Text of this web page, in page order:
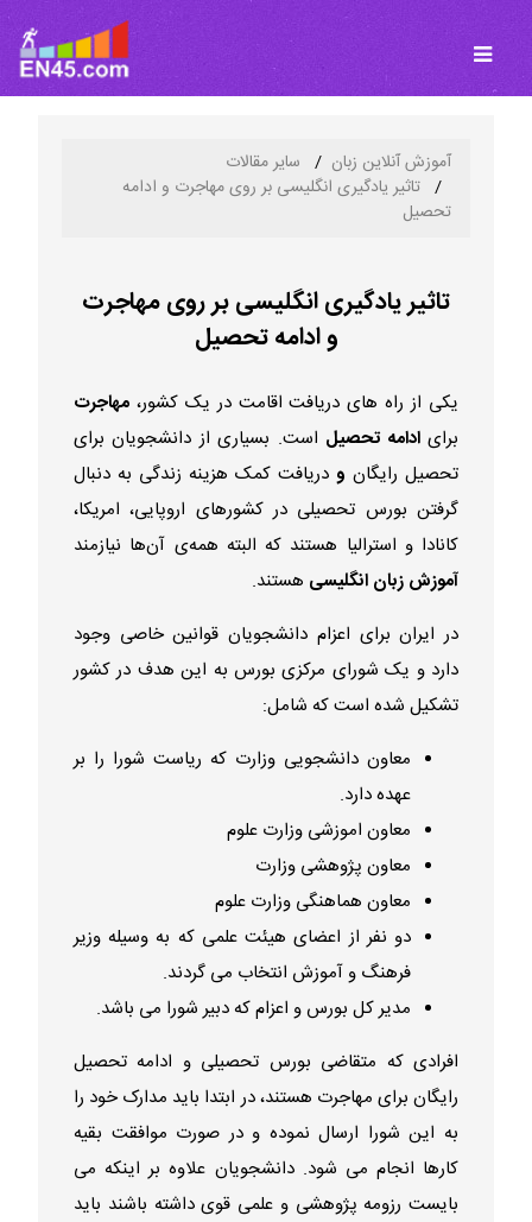
آموزش آنلاین زبان
سایر مقالات
تاثیر یادگیری انگلیسی بر روی مهاجرت و ادامه
تحصیل
تاثیر یادگیری انگلیسی بر روی مهاجرت
و ادامه تحصیل
یکی از راه های دریافت اقامت در یک کشور، مهاجرت
برایادامه تحصیل است. بسیاری از دانشجویان برای
تحصیل رایگانو دریافت کمک هزینه زندگی به دنبال
گرفتن بورس تحصیلی در کشورهای اروپایی، امریکا،
کانادا و استرالیا هستند که البته همه‌ی آن‌ها نیازمند
آموزش زبان انگلیسی هستند.
در ایران برای اعزام دانشجویان قوانین خاصی وجود
دارد و یک شورای مرکزی بورس به این هدف در کشور
تشکیل شده است که شامل:
معاون دانشجویی وزارت که ریاست شورا را بر
عهده دارد.
معاون اموزشی وزارت علوم
معاون پژوهشی وزارت
معاون هماهنگی وزارت علوم
دو نفر از اعضای هیئت علمی که به وسیله وزیر
فرهنگ و آموزش انتخاب می گردند.
مدیر کل بورس و اعزام که دبیر شورا می باشد.
افرادی که متقاضی بورس تحصیلی و ادامه تحصیل
رایگان برای مهاجرت هستند، در ابتدا باید مدارک خود را
به این شورا ارسال نموده و در صورت موافقت بقیه
کارها انجام می شود. دانشجویان علاوه بر اینکه می
بایست رزومه پژوهشی و علمی قوی داشته باشند باید